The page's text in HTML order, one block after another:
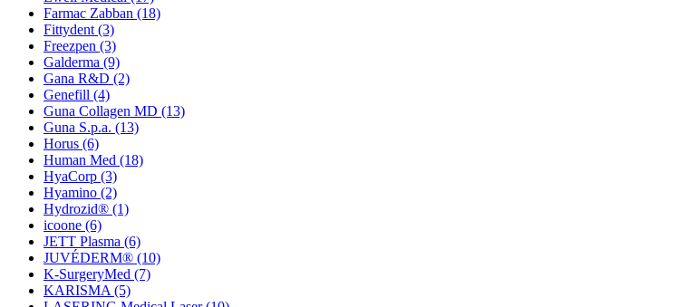
Farmac Zabban (18)
Fittydent (3)
Freezpen (3)
Galderma (9)
Gana R&D (2)
Genefill (4)
Guna Collagen MD (13)
Guna S.p.a. (13)
Horus (6)
Human Med (18)
HyaCorp (3)
Hyamino (2)
Hydrozid® (1)
icoone (6)
JETT Plasma (6)
JUVÉDERM® (10)
K-SurgeryMed (7)
KARISMA (5)